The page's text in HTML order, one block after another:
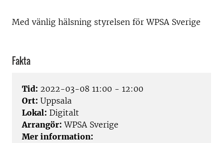
Med vänlig hälsning styrelsen för WPSA Sverige
Fakta
Tid: 2022-03-08 11:00 - 12:00
Ort: Uppsala
Lokal: Digitalt
Arrangör: WPSA Sverige
Mer information: